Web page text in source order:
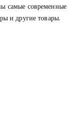
самые современные
и другие товары.